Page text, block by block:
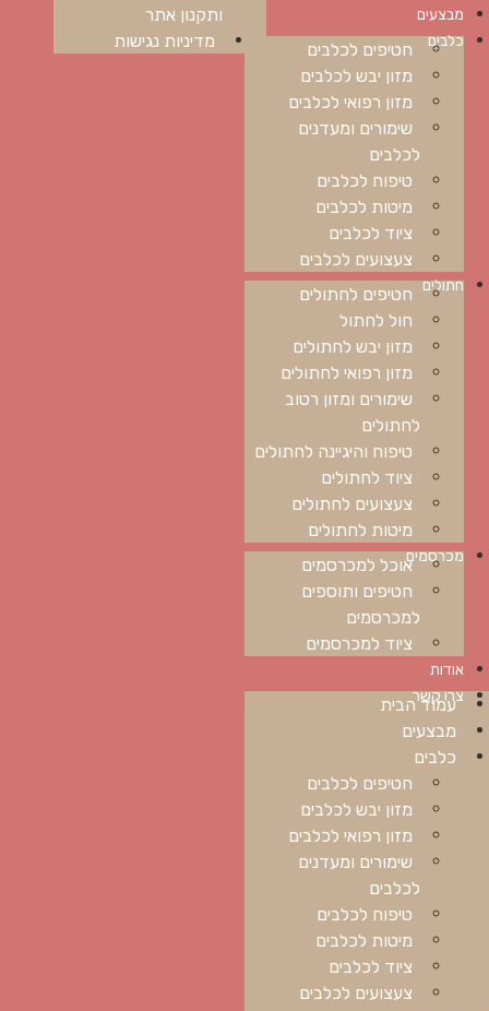
מבצעים
כלבים
חטיפים לכלבים
מזון יבש לכלבים
מזון רפואי לכלבים
שימורים ומעדנים
לכלבים
טיפוח לכלבים
מיטות לכלבים
ציוד לכלבים
צעצועים לכלבים
חתולים חטיפים לחתולים
חול לחתול
מזון יבש לחתולים
מזון רפואי לחתולים
שימורים ומזון רטוב
לחתולים
טיפוח והיגיינה לחתולים
ציוד לחתולים
צעצועים לחתולים
מיטות לחתולים
מכרסמיםאוכל למכרסמים
חטיפים ותוספים
למכרסמים
ציוד למכרסמים
אודות
צרו קשר
עמוד הבית
מבצעים
כלבים
חטיפים לכלבים
מזון יבש לכלבים
מזון רפואי לכלבים
שימורים ומעדנים
לכלבים
טיפוח לכלבים
מיטות לכלבים
ציוד לכלבים
צעצועים לכלבים
ותקנון אתר
מדיניות נגישות